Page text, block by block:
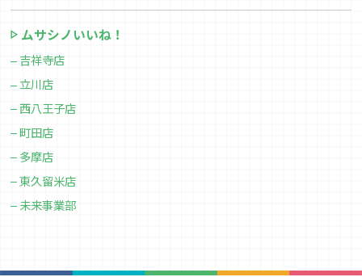
ムサシノいいね！
吉祥寺店
立川店
西八王子店
町田店
多摩店
東久留米店
未来事業部